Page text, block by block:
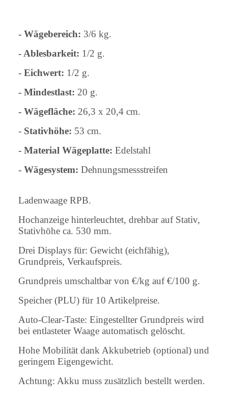
- Wägebereich: 3/6 kg.
- Ablesbarkeit: 1/2 g.
- Eichwert: 1/2 g.
- Mindestlast: 20 g.
- Wägefläche: 26,3 x 20,4 cm.
- Stativhöhe: 53 cm.
- Material Wägeplatte: Edelstahl
- Wägesystem: Dehnungsmessstreifen
Ladenwaage RPB.
Hochanzeige hinterleuchtet, drehbar auf Stativ,
Stativhöhe ca. 530 mm.
Drei Displays für: Gewicht (eichfähig),
Grundpreis, Verkaufspreis.
Grundpreis umschaltbar von €/kg auf €/100 g.
Speicher (PLU) für 10 Artikelpreise.
Auto-Clear-Taste: Eingestellter Grundpreis wird
bei entlasteter Waage automatisch gelöscht.
Hohe Mobilität dank Akkubetrieb (optional) und
geringem Eigengewicht.
Achtung: Akku muss zusätzlich bestellt werden.